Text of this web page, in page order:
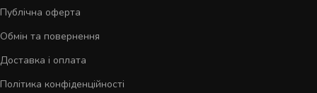
Публічна оферта
Обмін та повернення
Доставка і оплата
Політика конфіденційності